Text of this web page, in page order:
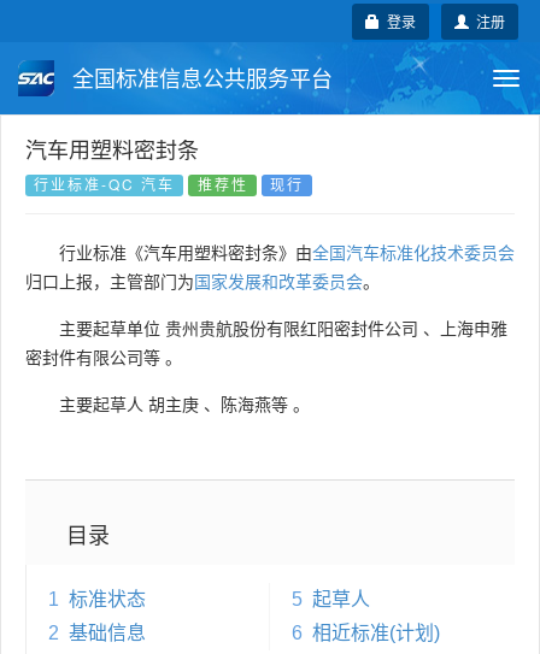
注册
登录
全国标准信息公共服务平台
国家标准
国外标准 技术委员会
汽车用塑料密封条
行业标准-QC 汽车 推荐性 现行
行业标准《汽车用塑料密封条》由全国汽车标准化技术委员会
归口上报，主管部门为国家发展和改革委员会。
主要起草单位 贵州贵航股份有限红阳密封件公司 、
上海申雅
密封件有限公司等 。
主要起草人 胡主庚 、 陈海燕等 。
目录
1 标准状态
2 基础信息
5 起草人
6 相近标准(计划)